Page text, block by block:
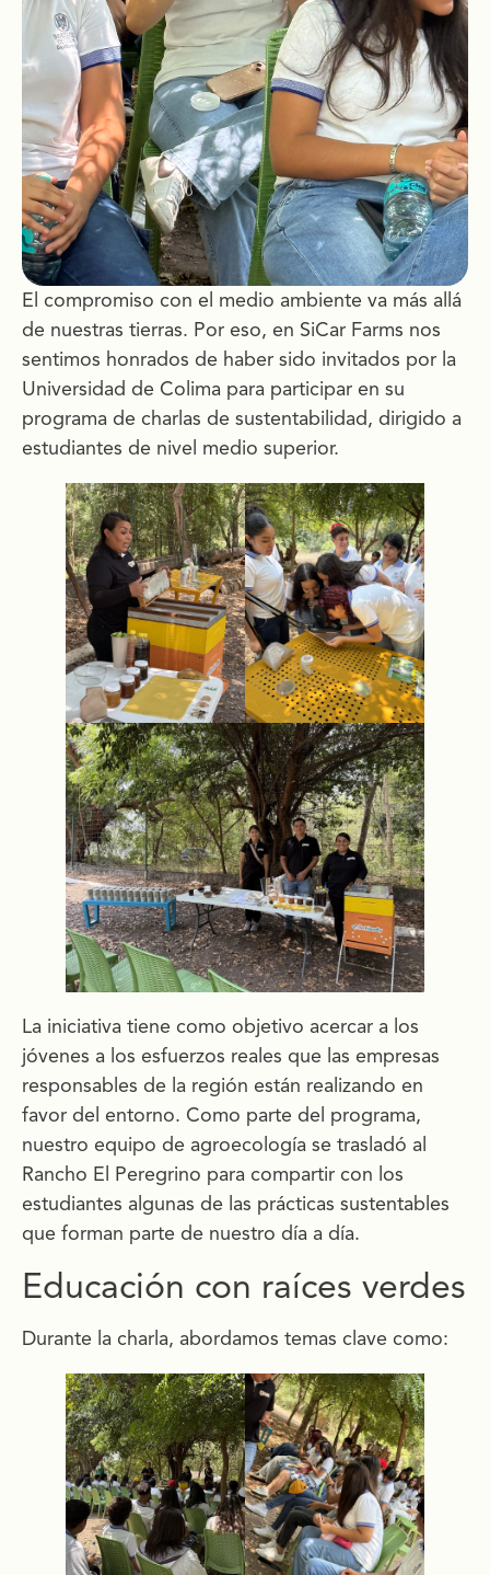
El compromiso con el medio ambiente va más allá
de nuestras tierras. Por eso, en SiCar Farms nos
sentimos honrados de haber sido invitados por la
Universidad de Colima para participar en su
programa de charlas de sustentabilidad, dirigido a
estudiantes de nivel medio superior.
La iniciativa tiene como objetivo acercar a los
jóvenes a los esfuerzos reales que las empresas
responsables de la región están realizando en
favor del entorno. Como parte del programa,
nuestro equipo de agroecología se trasladó al
Rancho El Peregrino para compartir con los
estudiantes algunas de las prácticas sustentables
que forman parte de nuestro día a día.
Educación con raíces verdes
Durante la charla, abordamos temas clave como: